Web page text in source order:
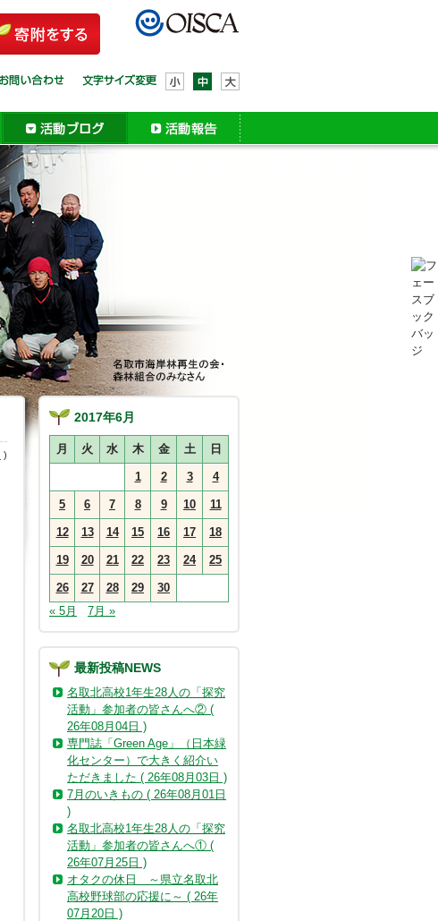
)
2017年6月
月 火 水 木 金 土 日
1 2 3 4
5 6 7 8 9 10 11
12 13 14 15 16 17 18
19 20 21 22 23 24 25
26 27 28 29
30
« 5月
7月 »
最新投稿NEWS
名取北高校1年生28人の「探究
活動」参加者の皆さんへ② (
26年08月04日 )
専門誌「Green Age」（日本緑
化センター）で大きく紹介い
ただきました ( 26年08月03日 )
7月のいきもの ( 26年08月01日
)
名取北高校1年生28人の「探究
活動」参加者の皆さんへ① (
26年07月25日 )
オタクの休日 ～県立名取北
高校野球部の応援に～ ( 26年
07月20日 )